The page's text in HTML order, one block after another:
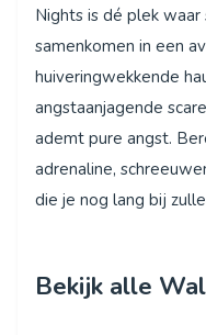
Nights is dé plek waar
samenkomen in een
huiveringwekkende
angstaanjagende
ademt pure angst.
adrenaline,
die je nog lang bij
Bekijk alle